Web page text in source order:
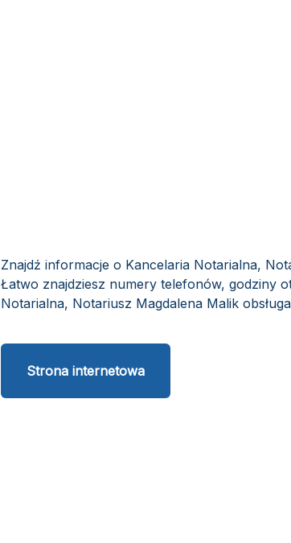
Znajdź informacje o Kancelaria Notarialna,
Łatwo znajdziesz numery telefonów, godziny
Notarialna, Notariusz Magdalena Malik
Strona internetowa